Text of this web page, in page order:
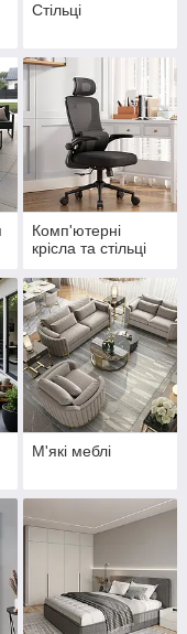
Стільці
Комп'ютерні
крісла та стільці
М'які меблі